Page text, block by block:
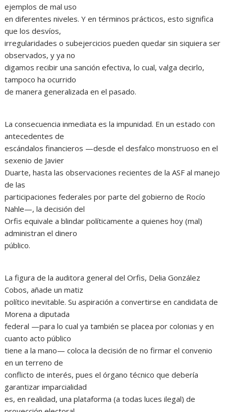
ejemplos de mal uso
en diferentes niveles. Y en términos prácticos, esto significa
que los desvíos,
irregularidades o subejercicios pueden quedar sin siquiera ser
observados, y ya no
digamos recibir una sanción efectiva, lo cual, valga decirlo,
tampoco ha ocurrido
de manera generalizada en el pasado.
La consecuencia inmediata es la impunidad. En un estado con
antecedentes de
escándalos financieros —desde el desfalco monstruoso en el
sexenio de Javier
Duarte, hasta las observaciones recientes de la ASF al manejo
de las
participaciones federales por parte del gobierno de Rocío
Nahle—, la decisión del
Orfis equivale a blindar políticamente a quienes hoy (mal)
administran el dinero
público.
La figura de la auditora general del Orfis, Delia González
Cobos, añade un matiz
político inevitable. Su aspiración a convertirse en candidata de
Morena a diputada
federal —para lo cual ya también se placea por colonias y en
cuanto acto público
tiene a la mano— coloca la decisión de no firmar el convenio
en un terreno de
conflicto de interés, pues el órgano técnico que debería
garantizar imparcialidad
es, en realidad, una plataforma (a todas luces ilegal) de